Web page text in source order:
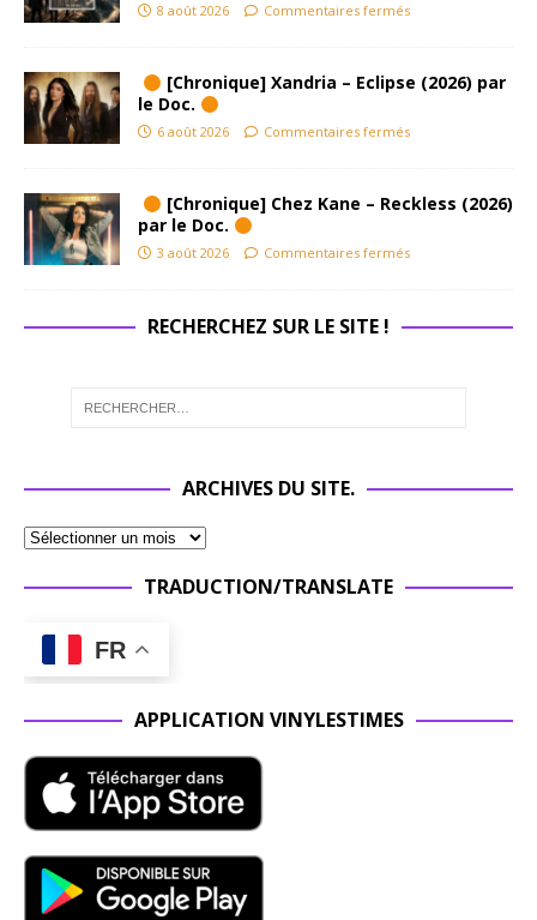
8 août 2026 Commentaires fermés
[Chronique] Xandria – Eclipse (2026) par
le Doc.
6 août 2026 Commentaires fermés
[Chronique] Chez Kane – Reckless (2026)
par le Doc.
3 août 2026 Commentaires fermés
RECHERCHEZ SUR LE SITE !
ARCHIVES DU SITE.
TRADUCTION/TRANSLATE
FR
APPLICATION VINYLESTIMES